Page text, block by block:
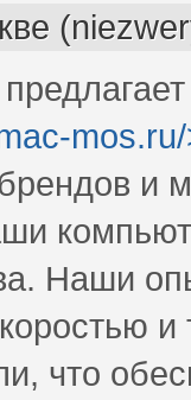
и
Наши
и
что